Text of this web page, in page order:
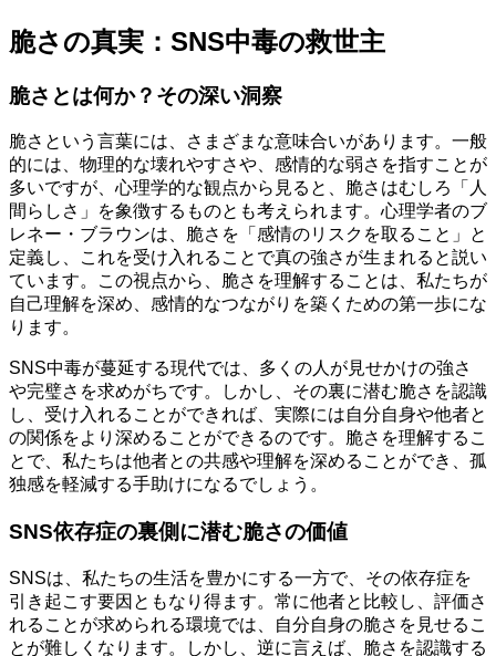
脆さの真実：SNS中毒の救世主
脆さとは何か？その深い洞察
脆さという言葉には、さまざまな意味合いがあります。一般
的には、物理的な壊れやすさや、感情的な弱さを指すことが
多いですが、心理学的な観点から見ると、脆さはむしろ「人
間らしさ」を象徴するものとも考えられます。心理学者のブ
レネー・ブラウンは、脆さを「感情のリスクを取ること」と
定義し、これを受け入れることで真の強さが生まれると説い
ています。この視点から、脆さを理解することは、私たちが
自己理解を深め、感情的なつながりを築くための第一歩にな
ります。
SNS中毒が蔓延する現代では、多くの人が見せかけの強さ
や完璧さを求めがちです。しかし、その裏に潜む脆さを認識
し、受け入れることができれば、実際には自分自身や他者と
の関係をより深めることができるのです。脆さを理解するこ
とで、私たちは他者との共感や理解を深めることができ、孤
独感を軽減する手助けになるでしょう。
SNS依存症の裏側に潜む脆さの価値
SNSは、私たちの生活を豊かにする一方で、その依存症を
引き起こす要因ともなり得ます。常に他者と比較し、評価さ
れることが求められる環境では、自分自身の脆さを見せるこ
とが難しくなります。しかし、逆に言えば、脆さを認識する